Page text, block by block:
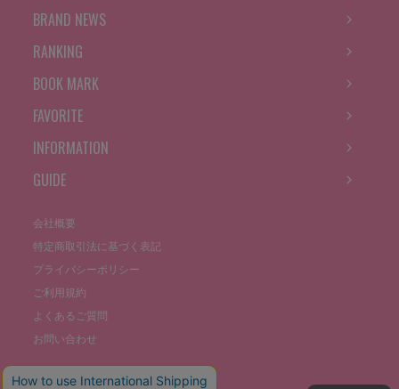
BRAND NEWS
RANKING
BOOK MARK
FAVORITE
INFORMATION
GUIDE
会社概要
特定商取引法に基づく表記
プライバシーポリシー
ご利用規約
よくあるご質問
お問い合わせ